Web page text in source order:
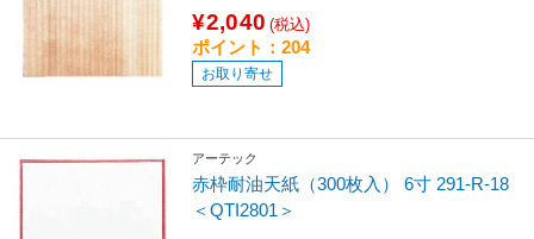
¥2,040 (税込)
ポイント：204
お取り寄せ
アーテック
赤枠耐油天紙（300枚入） 6寸 291-R-18
＜QTI2801＞